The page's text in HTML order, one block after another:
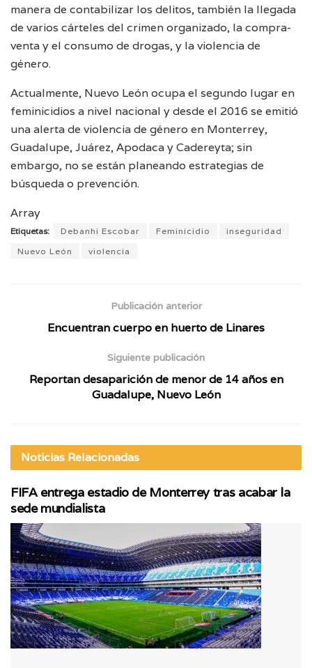
manera de contabilizar los delitos, también la llegada
de varios cárteles del crimen organizado, la compra-
venta y el consumo de drogas, y la violencia de
género.
Actualmente, Nuevo León ocupa el segundo lugar en
feminicidios a nivel nacional y desde el 2016 se emitió
una alerta de violencia de género en Monterrey,
Guadalupe, Juárez, Apodaca y Cadereyta; sin
embargo, no se están planeando estrategias de
búsqueda o prevención.
Array
Etiquetas: Debanhi Escobar Feminicidio
inseguridad
Nuevo León
violencia
Publicación anterior
Encuentran cuerpo en huerto de Linares
Siguiente publicación
Reportan desaparición de menor de 14 años en
Guadalupe, Nuevo León
Noticias Relacionadas
FIFA entrega estadio de Monterrey tras acabar la
sede mundialista